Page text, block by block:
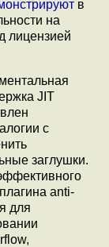
в
на
лицензией
JIT
с
заглушки.
anti-
для